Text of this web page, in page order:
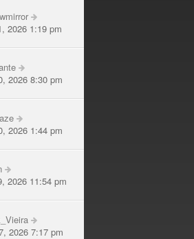
2026 1:19 pm
2026 8:30 pm
2026 1:44 pm
2026 11:54 pm
2026 7:17 pm